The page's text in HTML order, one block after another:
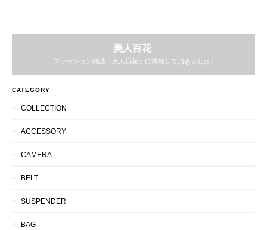
美人百花
ファッション雑誌『美人百花』に掲載して頂きました♪
CATEGORY
COLLECTION
ACCESSORY
CAMERA
BELT
SUSPENDER
BAG